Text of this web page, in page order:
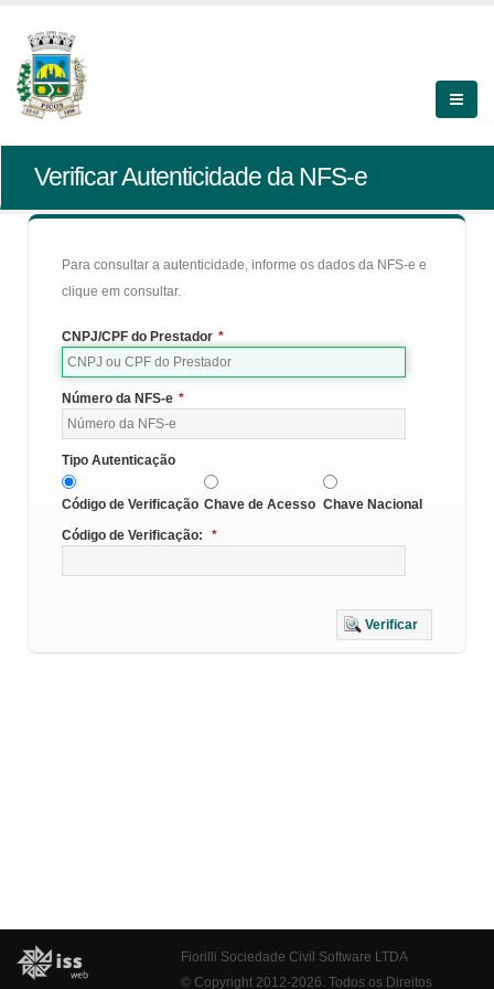
Verificar Autenticidade da NFS-e
Para consultar a autenticidade, informe os dados da NFS-e e
clique em consultar.
CNPJ/CPF do Prestador *
Número da NFS-e *
Tipo Autenticação
Código de Verificação Chave de Acesso Chave Nacional
Código de Verificação:
*
Verificar
Fiorilli Sociedade Civil Software LTDA
© Copyright 2012-2026. Todos os Direitos